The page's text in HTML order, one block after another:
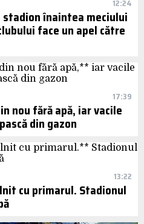
12:24
înaintea meciului
face un apel către
17:39
nou fără apă, iar vacile
din gazon
13:22
cu primarul. Stadionul